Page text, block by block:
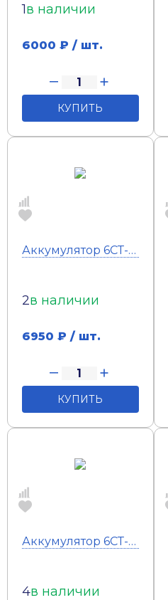
1в наличии
6000 ₽ / шт.
КУПИТЬ
Аккумулятор 6СТ-64 Тюмень Premium (о.п.)
2в наличии
6950 ₽ / шт.
КУПИТЬ
Аккумулятор 6СТ-75 Тюмень Standard (о.п)
4в наличии